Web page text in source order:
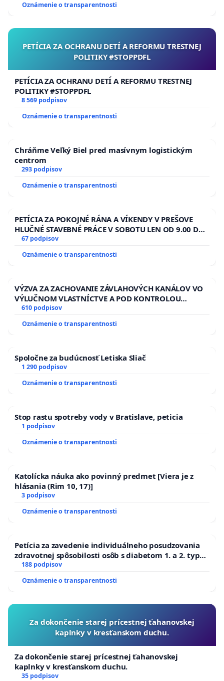
Oznámenie o transparentnosti
PETÍCIA ZA OCHRANU DETÍ A REFORMU TRESTNEJ
POLITIKY #STOPPDFL
PETÍCIA ZA OCHRANU DETÍ A REFORMU TRESTNEJ
POLITIKY #STOPPDFL
8 569 podpisov
Oznámenie o transparentnosti
Chráňme Veľký Biel pred masívnym logistickým
centrom
293 podpisov
Oznámenie o transparentnosti
PETÍCIA ZA POKOJNÉ RÁNA A VÍKENDY V PREŠOVE
HLUČNÉ STAVEBNÉ PRÁCE V SOBOTU LEN OD 9.00 DO
13.00 HOD., CEZ PRACOVNÝ TÝŽDEŇ CIEĽ 8.00 – 18.00
HOD. A PRAVIDELNÁ KONTROLA STAVBY C-AREA NA
ĎUMBIERSKEJ/MAGU
67 podpisov
Oznámenie o transparentnosti
VÝZVA ZA ZACHOVANIE ZÁVLAHOVÝCH KANÁLOV VO
VÝLUČNOM VLASTNÍCTVE A POD KONTROLOU
SLOVENSKEJ REPUBLIKY & žiadosť na riešenie
zanedbaného stavu závlahových a odvodňovacích
kanálov na Slovensku
610 podpisov
Oznámenie o transparentnosti
Spoločne za budúcnosť Letiska Sliač
1 290 podpisov
Oznámenie o transparentnosti
Stop rastu spotreby vody v Bratislave, peticia
1 podpisov
Oznámenie o transparentnosti
Katolícka náuka ako povinný predmet [Viera je z
hlásania (Rim 10, 17)]
3 podpisov
Oznámenie o transparentnosti
Petícia za zavedenie individuálneho posudzovania
zdravotnej spôsobilosti osôb s diabetom 1. a 2. typu
pri prijímaní do Policajného zboru SR
188 podpisov
Oznámenie o transparentnosti
Za dokončenie starej prícestnej ťahanovskej
kaplnky v kresťanskom duchu.
Za dokončenie starej prícestnej ťahanovskej
kaplnky v kresťanskom duchu.
35 podpisov